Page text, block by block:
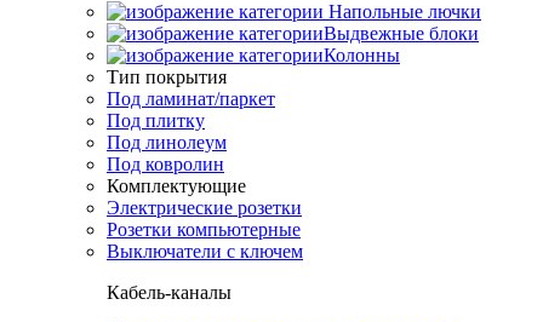
Напольные лючки
Выдвежные блоки
Колонны
Тип покрытия
Под ламинат/паркет
Под плитку
Под линолеум
Под ковролин
Комплектующие
Электрические розетки
Розетки компьютерные
Выключатели с ключем
Кабель-каналы